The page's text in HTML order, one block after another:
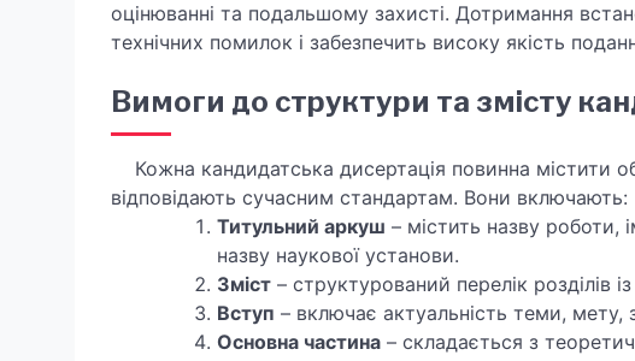
оцінюванні та подальшому захисті. Дотримання
технічних помилок і забезпечить високу якість
Вимоги до структури та змісту
Кожна кандидатська дисертація повинна містити
відповідають сучасним стандартам. Вони включають:
Титульний аркуш – містить назву роботи,
назву наукової установи.
Зміст – структурований перелік розділів
Вступ – включає актуальність теми, мету,
Основна частина – складається з